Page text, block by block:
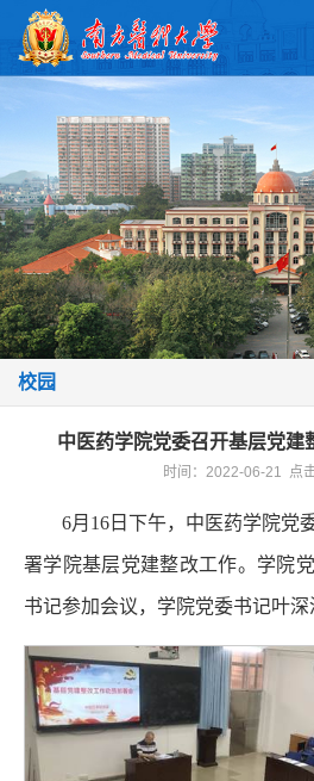
校园
中医药学院党委召开基层党建
时间：2022-06-21 点击
6月16日下午，中医药学院党
署学院基层党建整改工作。学院
书记参加会议，学院党委书记叶深